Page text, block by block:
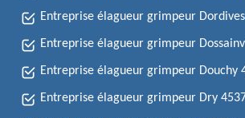
Entreprise élagueur grimpeur
Entreprise élagueur grimpeur
Entreprise élagueur grimpeur Douchy
Entreprise élagueur grimpeur Dry